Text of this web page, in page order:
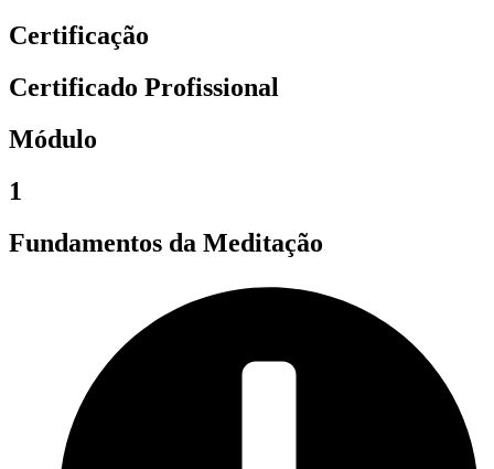
Certificação
Certificado Profissional
Módulo
1
Fundamentos da Meditação